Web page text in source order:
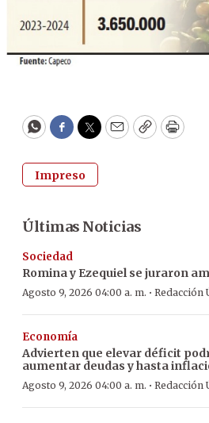
WhatsApp
Facebook
Twitter
EmailCopyPrint
Impreso
Últimas Noticias
Sociedad
Romina y Ezequiel se juraron
Agosto 9, 2026 04:00 a. m. · Redacción
Economía
Advierten que elevar déficit
aumentar deudas y hasta
Agosto 9, 2026 04:00 a. m. · Redacción